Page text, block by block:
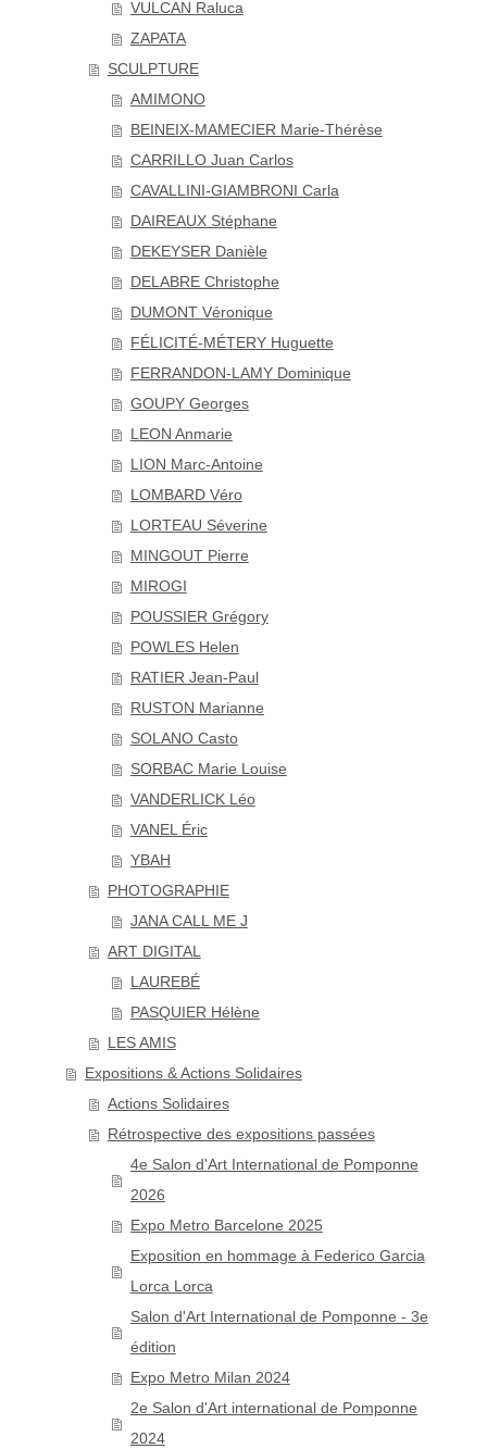
VULCAN Raluca
ZAPATA
SCULPTURE
AMIMONO
BEINEIX-MAMECIER Marie-Thérèse
CARRILLO Juan Carlos
CAVALLINI-GIAMBRONI Carla
DAIREAUX Stéphane
DEKEYSER Danièle
DELABRE Christophe
DUMONT Véronique
FÉLICITÉ-MÉTERY Huguette
FERRANDON-LAMY Dominique
GOUPY Georges
LEON Anmarie
LION Marc-Antoine
LOMBARD Véro
LORTEAU Séverine
MINGOUT Pierre
MIROGI
POUSSIER Grégory
POWLES Helen
RATIER Jean-Paul
RUSTON Marianne
SOLANO Casto
SORBAC Marie Louise
VANDERLICK Léo
VANEL Éric
YBAH
PHOTOGRAPHIE
JANA CALL ME J
ART DIGITAL
LAUREBÉ
PASQUIER Hélène
LES AMIS
Expositions & Actions Solidaires
Actions Solidaires
Rétrospective des expositions passées
4e Salon d'Art International de Pomponne
2026
Expo Metro Barcelone 2025
Exposition en hommage à Federico Garcia
Lorca Lorca
Salon d'Art International de Pomponne - 3e
édition
Expo Metro Milan 2024
2e Salon d'Art international de Pomponne
2024